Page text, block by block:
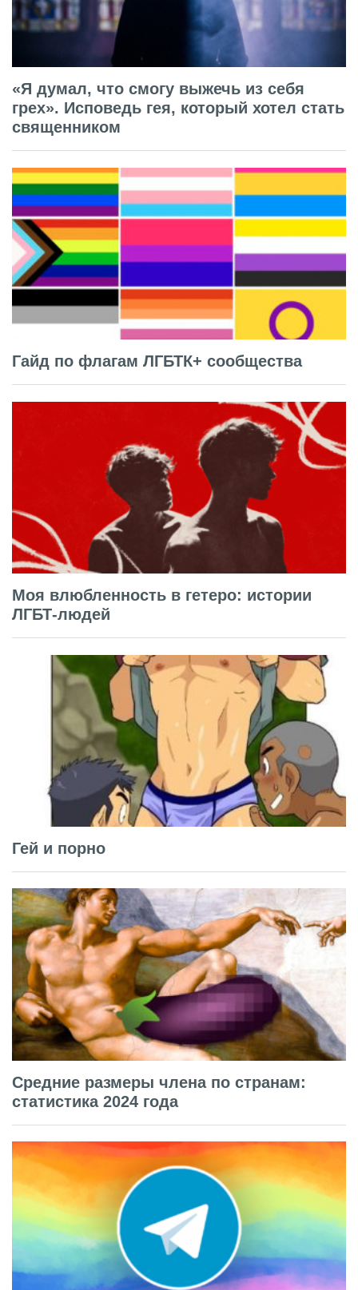
«Я думал, что смогу выжечь из себя
грех». Исповедь гея, который хотел стать
священником
Гайд по флагам ЛГБТК+ сообщества
Моя влюбленность в гетеро: истории
ЛГБТ-людей
Гей и порно
Средние размеры члена по странам:
статистика 2024 года